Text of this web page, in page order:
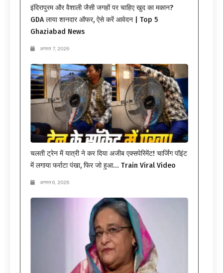
इंदिरापुरम और वैशाली जैसी जगहों पर चाहिए खुद का मकान?
GDA लाया शानदार ऑफर, ऐसे करें आवेदन | Top 5
Ghaziabad News
अगस्त 7, 2026
चलती ट्रेन में यात्री ने कर दिया अजीब एक्सपेरिमेंट! चार्जिंग पॉइंट
में लगाया फर्राटा पंखा, फिर जो हुआ… Train Viral Video
अगस्त 6, 2026